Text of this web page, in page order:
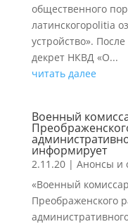
общественного
латинскогоpolitia
устройство».
декрет НКВД «О...
читать далее
Военный
информирует
2.11.20| Анонсы и
«Военный
Преображенского